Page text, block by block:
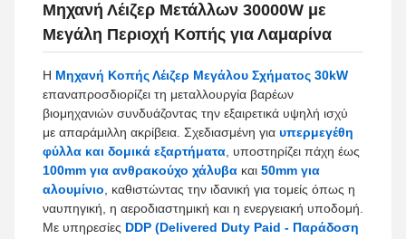
Μηχανή Λέιζερ Μετάλλων 30000W με
Μεγάλη Περιοχή Κοπής για Λαμαρίνα
Η Μηχανή Κοπής Λέιζερ Μεγάλου Σχήματος 30kW
επαναπροσδιορίζει τη μεταλλουργία βαρέων
βιομηχανιών συνδυάζοντας την εξαιρετικά υψηλή ισχύ
με απαράμιλλη ακρίβεια. Σχεδιασμένη για υπερμεγέθη
φύλλα και δομικά εξαρτήματα , υποστηρίζει πάχη έως
100mm για ανθρακούχο χάλυβα και 50mm για
αλουμίνιο , καθιστώντας την ιδανική για τομείς όπως η
ναυπηγική, η αεροδιαστημική και η ενεργειακή υποδομή.
Με υπηρεσίες DDP (Delivered Duty Paid - Παράδοση